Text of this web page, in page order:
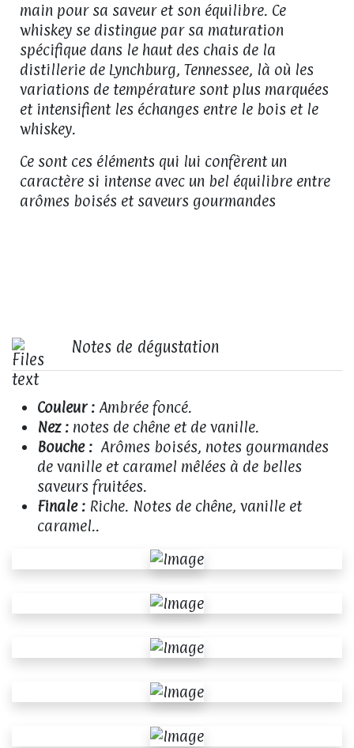
main pour sa saveur et son équilibre. Ce
whiskey se distingue par sa maturation
spécifique dans le haut des chais de la
distillerie de Lynchburg, Tennessee, là où les
variations de température sont plus marquées
et intensifient les échanges entre le bois et le
whiskey.
Ce sont ces éléments qui lui confèrent un
caractère si intense avec un bel équilibre entre
arômes boisés et saveurs gourmandes
Notes de dégustation
Couleur : Ambrée foncé.
Nez : notes de chêne et de vanille.
Bouche : Arômes boisés, notes gourmandes
de vanille et caramel mêlées à de belles
saveurs fruitées.
Finale : Riche. Notes de chêne, vanille et
caramel..